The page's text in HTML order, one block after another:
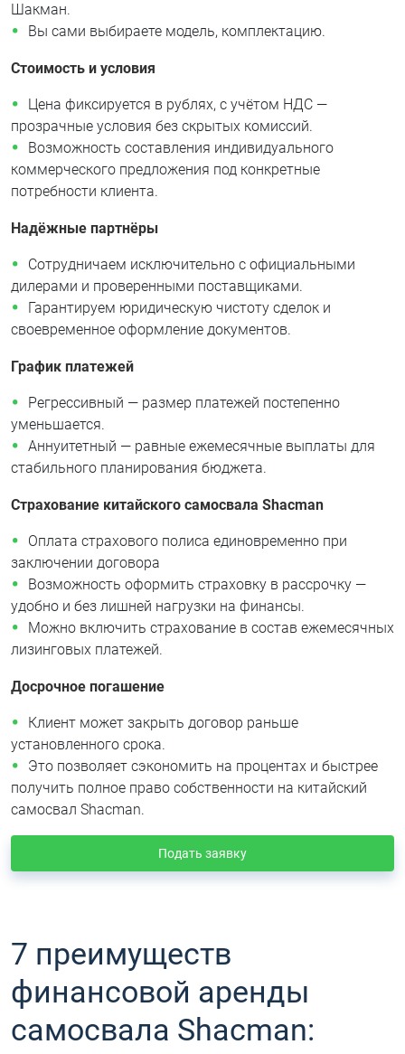
Шакман.
Вы сами выбираете модель, комплектацию.
Стоимость и условия
Цена фиксируется в рублях, с учётом НДС —
прозрачные условия без скрытых комиссий.
Возможность составления индивидуального
коммерческого предложения под конкретные
потребности клиента.
Надёжные партнёры
Сотрудничаем исключительно с официальными
дилерами и проверенными поставщиками.
Гарантируем юридическую чистоту сделок и
своевременное оформление документов.
График платежей
Регрессивный — размер платежей постепенно
уменьшается.
Аннуитетный — равные ежемесячные выплаты для
стабильного планирования бюджета.
Страхование китайского самосвала Shacman
Оплата страхового полиса единовременно при
заключении договора
Возможность оформить страховку в рассрочку —
удобно и без лишней нагрузки на финансы.
Можно включить страхование в состав ежемесячных
лизинговых платежей.
Досрочное погашение
Клиент может закрыть договор раньше
установленного срока.
Это позволяет сэкономить на процентах и быстрее
получить полное право собственности на китайский
самосвал Shacman.
Подать заявку
7 преимуществ
финансовой аренды
самосвала Shacman: